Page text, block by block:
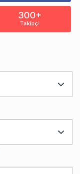
300+
Takipçi